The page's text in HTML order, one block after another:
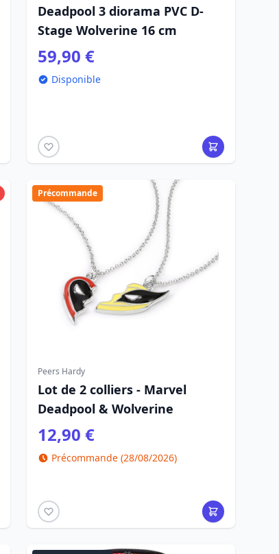
Deadpool 3 diorama PVC D-
Stage Wolverine 16 cm
59,90 €
Disponible
Précommande
Peers Hardy
Lot de 2 colliers - Marvel
Deadpool & Wolverine
12,90 €
Précommande (28/08/2026)